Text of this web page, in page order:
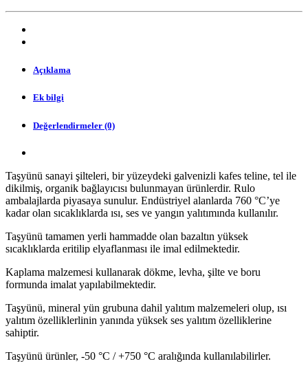
Açıklama
Ek bilgi
Değerlendirmeler (0)
Taşyünü sanayi şilteleri, bir yüzeydeki galvenizli kafes teline, tel ile
dikilmiş, organik bağlayıcısı bulunmayan ürünlerdir. Rulo
ambalajlarda piyasaya sunulur. Endüstriyel alanlarda 760 °C’ye
kadar olan sıcaklıklarda ısı, ses ve yangın yalıtımında kullanılır.
Taşyünü tamamen yerli hammadde olan bazaltın yüksek
sıcaklıklarda eritilip elyaflanması ile imal edilmektedir.
Kaplama malzemesi kullanarak dökme, levha, şilte ve boru
formunda imalat yapılabilmektedir.
Taşyünü, mineral yün grubuna dahil yalıtım malzemeleri olup, ısı
yalıtım özelliklerlinin yanında yüksek ses yalıtım özelliklerine
sahiptir.
Taşyünü ürünler, -50 °C / +750 °C aralığında kullanılabilirler.